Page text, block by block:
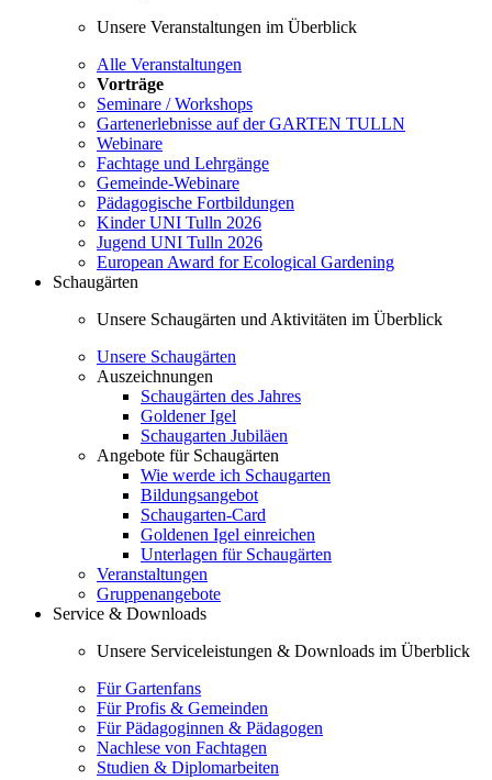
Unsere Veranstaltungen im Überblick
Alle Veranstaltungen
Vorträge
Seminare / Workshops
Gartenerlebnisse auf der GARTEN TULLN
Webinare
Fachtage und Lehrgänge
Gemeinde-Webinare
Pädagogische Fortbildungen
Kinder UNI Tulln 2026
Jugend UNI Tulln 2026
European Award for Ecological Gardening
Schaugärten
Unsere Schaugärten und Aktivitäten im Überblick
Unsere Schaugärten
Auszeichnungen
Schaugärten des Jahres
Goldener Igel
Schaugarten Jubiläen
Angebote für Schaugärten
Wie werde ich Schaugarten
Bildungsangebot
Schaugarten-Card
Goldenen Igel einreichen
Unterlagen für Schaugärten
Veranstaltungen
Gruppenangebote
Service & Downloads
Unsere Serviceleistungen & Downloads im Überblick
Für Gartenfans
Für Profis & Gemeinden
Für Pädagoginnen & Pädagogen
Nachlese von Fachtagen
Studien & Diplomarbeiten